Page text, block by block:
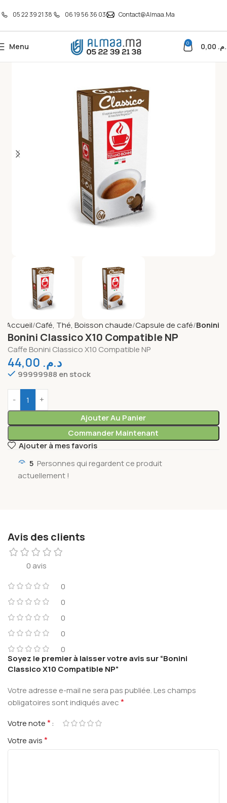
05 22 39 21 38 06 19 56 36 03 Contact@almaa.ma
Menu 0
Accueil Café, Thé, Boisson chaude Capsule de café Bonini
Bonini Classico X10 Compatible NP
Caffe Bonini Classico X10 Compatible NP
د.م.
99999988 en stock
Ajouter Au Panier
Commander Maintenant
Ajouter à mes favoris
5 Personnes qui regardent ce produit
actuellement !
Avis des clients
0 avis
0
0
0
0
0
Soyez le premier à laisser votre avis sur “Bonini
Classico X10 Compatible NP”
Votre adresse e-mail ne sera pas publiée.Les champs
obligatoires sont indiqués avec*
Votre note*
Votre avis*